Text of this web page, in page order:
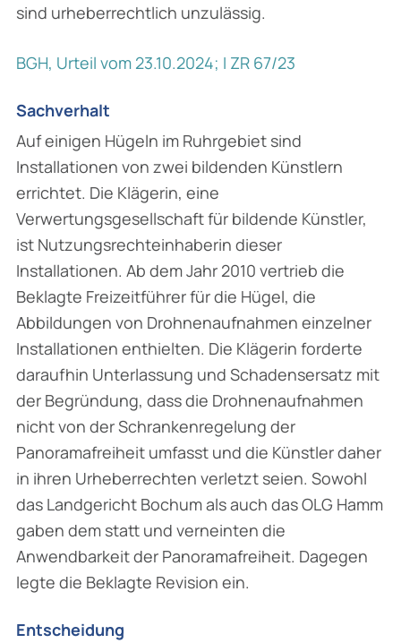
sind urheberrechtlich unzulässig.
BGH, Urteil vom 23.10.2024; I ZR 67/23
Sachverhalt
Auf einigen Hügeln im Ruhrgebiet sind
Installationen von zwei bildenden Künstlern
errichtet. Die Klägerin, eine
Verwertungsgesellschaft für bildende Künstler,
ist Nutzungsrechteinhaberin dieser
Installationen. Ab dem Jahr 2010 vertrieb die
Beklagte Freizeitführer für die Hügel, die
Abbildungen von Drohnenaufnahmen einzelner
Installationen enthielten. Die Klägerin forderte
daraufhin Unterlassung und Schadensersatz mit
der Begründung, dass die Drohnenaufnahmen
nicht von der Schrankenregelung der
Panoramafreiheit umfasst und die Künstler daher
in ihren Urheberrechten verletzt seien. Sowohl
das Landgericht Bochum als auch das OLG Hamm
gaben dem statt und verneinten die
Anwendbarkeit der Panoramafreiheit. Dagegen
legte die Beklagte Revision ein.
Entscheidung